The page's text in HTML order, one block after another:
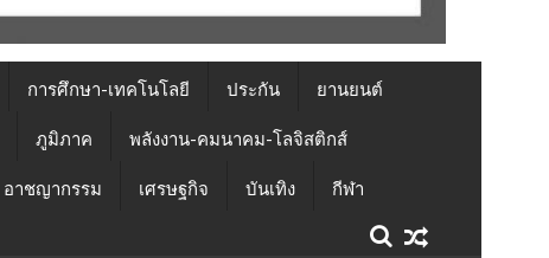
การศึกษา-เทคโนโลยี ประกัน ยานยนต์
ภูมิภาค พลังงาน-คมนาคม-โลจิสติกส์
อาชญากรรม เศรษฐกิจ บันเทิง กีฬา